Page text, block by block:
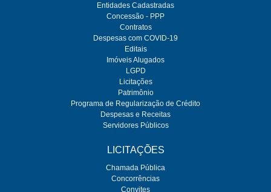
Entidades Cadastradas
Concessão - PPP
Contratos
Despesas com COVID-19
Editais
Imóveis Alugados
LGPD
Licitações
Patrimônio
Programa de Regularização de Crédito
Despesas e Receitas
Servidores Públicos
LICITAÇÕES
Chamada Pública
Concorrências
Convites